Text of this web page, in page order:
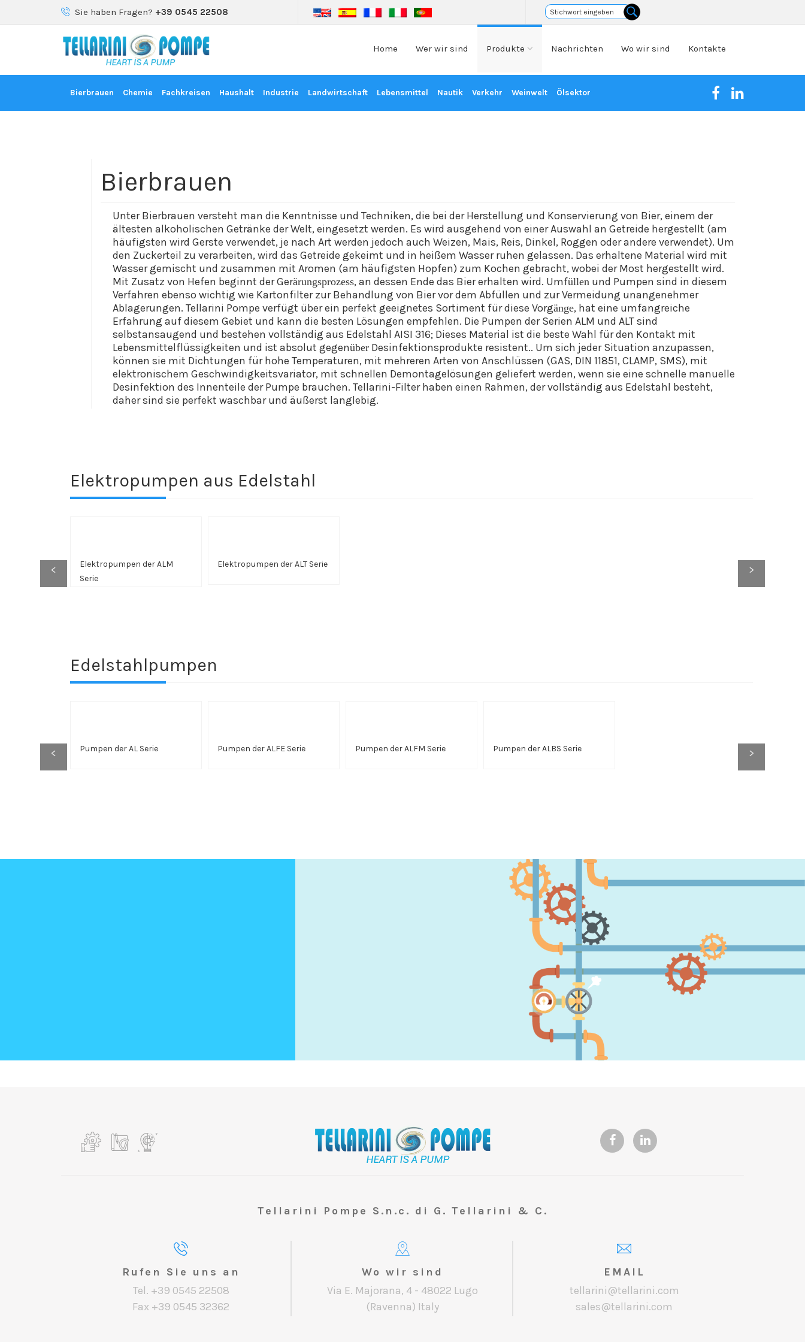
Sie haben Fragen? +39 0545 22508
Home Wer wir sind Produkte Nachrichten Wo wir sind Kontakte
Bierbrauen Chemie Fachkreisen Haushalt Industrie Landwirtschaft Lebensmittel Nautik Verkehr Weinwelt Ölsektor
Bierbrauen
UnterBierbrauen versteht man die Kenntnisse und Techniken, die bei der Herstellung und Konservierung von Bier, einem der
ältesten alkoholischen Getränke der Welt, eingesetzt werden. Es wird ausgehend von einer Auswahl an Getreide hergestellt (am
häufigsten wird Gerste verwendet, je nach Art werden jedoch auch Weizen, Mais, Reis, Dinkel, Roggen oder andere verwendet). Um
den Zuckerteil zu verarbeiten, wird das Getreide gekeimt und in heißem Wasser ruhen gelassen. Das erhaltene Material wird mit
Wasser gemischt und zusammen mit Aromen (am häufigsten Hopfen) zum Kochen gebracht, wobei der Most hergestellt wird.
Mit Zusatz von Hefen beginnt derGerärungsprozess, an dessen Ende das Biererhalten wird. Umfüllen und Pumpen sind in diesem
Verfahren ebenso wichtig wie Kartonfilter zur Behandlung von Bier vor dem Abfüllen und zur Vermeidung unangenehmer
Ablagerungen. Tellarini Pompe verfügt über ein perfekt geeignetes Sortiment für diese Vorgänge, hat eine umfangreiche
Erfahrung auf diesem Gebiet und kann die besten Lösungen empfehlen. Die Pumpen der Serien ALM und ALT sind
selbstansaugend und bestehen vollständig aus Edelstahl AISI 316; Dieses Material ist die beste Wahl für den Kontakt mit
Lebensmittelflüssigkeiten und ist absolut gegenüber Desinfektionsprodukte resistent.. Um sich jeder Situation anzupassen,
können sie mit Dichtungen für hohe Temperaturen, mit mehreren Arten von Anschlüssen (GAS, DIN 11851, CLAMP, SMS), mit
elektronischem Geschwindigkeitsvariator, mit schnellen Demontagelösungen geliefert werden, wenn sie eine schnelle manuelle
Desinfektion des Innenteile der Pumpe brauchen. Tellarini-Filter haben einen Rahmen, der vollständig aus Edelstahl besteht,
daher sind sie perfekt waschbar und äußerst langlebig.
Elektropumpen aus Edelstahl
Elektropumpen der ALM
Serie
Elektropumpen der ALT Serie
< >
Edelstahlpumpen
Pumpen der AL Serie Pumpen der ALFE Serie Pumpen der ALFM Serie Pumpen der ALBS Serie
< >
Tellarini Pompe S.n.c. di G. Tellarini & C.
Rufen Sie uns an
Tel. +39 0545 22508
Fax +39 0545 32362
Wo wir sind
Via E. Majorana, 4 - 48022 Lugo
(Ravenna) Italy
EMAIL
tellarini@tellarini.com
sales@tellarini.com